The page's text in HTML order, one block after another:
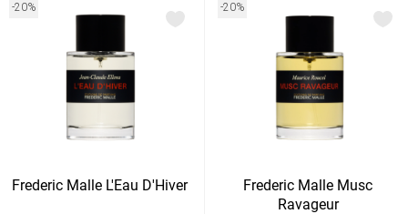
-20%
Frederic Malle L'Eau D'Hiver
-20%
Frederic Malle Musc
Ravageur